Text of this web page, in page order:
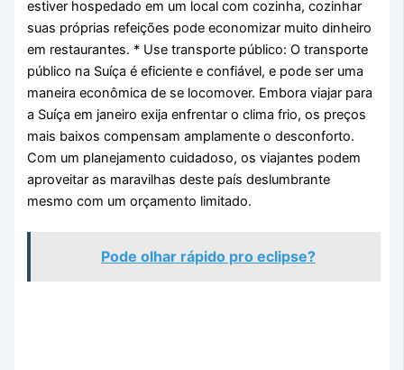
estiver hospedado em um local com cozinha, cozinhar
suas próprias refeições pode economizar muito dinheiro
em restaurantes. * Use transporte público: O transporte
público na Suíça é eficiente e confiável, e pode ser uma
maneira econômica de se locomover. Embora viajar para
a Suíça em janeiro exija enfrentar o clima frio, os preços
mais baixos compensam amplamente o desconforto.
Com um planejamento cuidadoso, os viajantes podem
aproveitar as maravilhas deste país deslumbrante
mesmo com um orçamento limitado.
Pode olhar rápido pro eclipse?